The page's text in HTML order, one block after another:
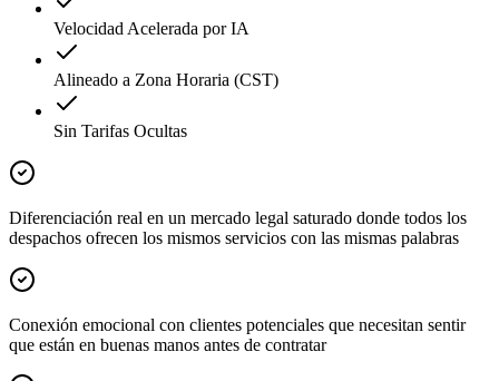
Velocidad Acelerada por IA
Alineado a Zona Horaria (CST)
Sin Tarifas Ocultas
Diferenciación real en un mercado legal saturado donde todos los
despachos ofrecen los mismos servicios con las mismas palabras
Conexión emocional con clientes potenciales que necesitan sentir
que están en buenas manos antes de contratar